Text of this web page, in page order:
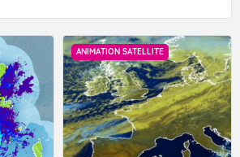
ANIMATION SATELLITE